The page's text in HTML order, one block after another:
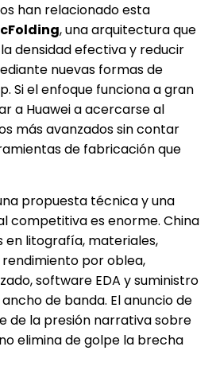
han relacionado esta
, una arquitectura que
densidad efectiva y reducir
nuevas formas de
Si el enfoque funciona a gran
a Huawei a acercarse al
más avanzados sin contar
de fabricación que
propuesta técnica y una
competitiva es enorme. China
en litografía, materiales,
por oblea,
software EDA y suministro
de banda. El anuncio de
de la presión narrativa sobre
elimina de golpe la brecha